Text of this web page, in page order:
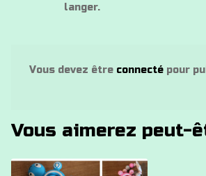
langer.
Vous devez être connectépour
Vous aimerez peut-